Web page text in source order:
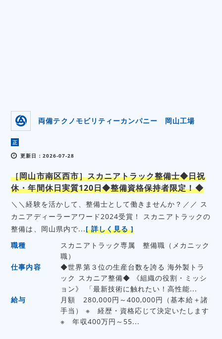
両備テクノモビリティーカンパニー 岡山工場
正
更新日：2026-07-28
［岡山市南区西市］スカニアトラック整備士◆日祝
休・年間休日実質120日◆整備資格保持者限定！◆
＼＼経験を活かして、整備士として働きませんか？／／ ス
カニアディーラーアワード2024受賞！ スカニアトラックの
整備は、岡山県内で...[ 詳しく見る ]
職種
スカニアトラック専属 整備職（メカニック
職）
仕事内容
◆世界第３位の生産台数を誇る 海外製トラ
ック スカニア整備◆ 《組織の役割・ミッシ
ョン》 「最新技術に触れたい！高性能...
給与
月額 280,000円～400,000円（基本給＋諸
手当） ※ 経歴・資格応じて決定いたします
※ 年収400万円～55...